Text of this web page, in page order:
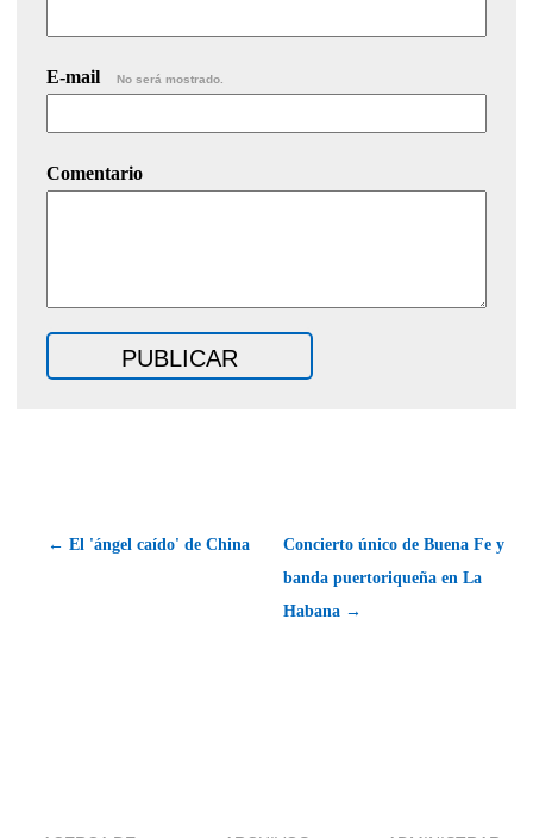
E-mail No será mostrado.
Comentario
← El 'ángel caído' de China
Concierto único de Buena Fe y
banda puertoriqueña en La
Habana →